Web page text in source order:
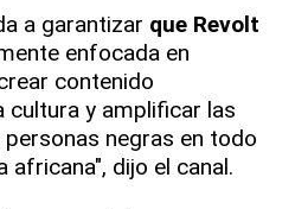
a garantizar que Revolt
enfocada en
contenido
cultura y amplificar las
negras en todo
africana", dijo el canal.